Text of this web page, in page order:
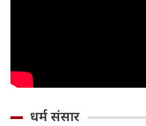
धर्म संसार